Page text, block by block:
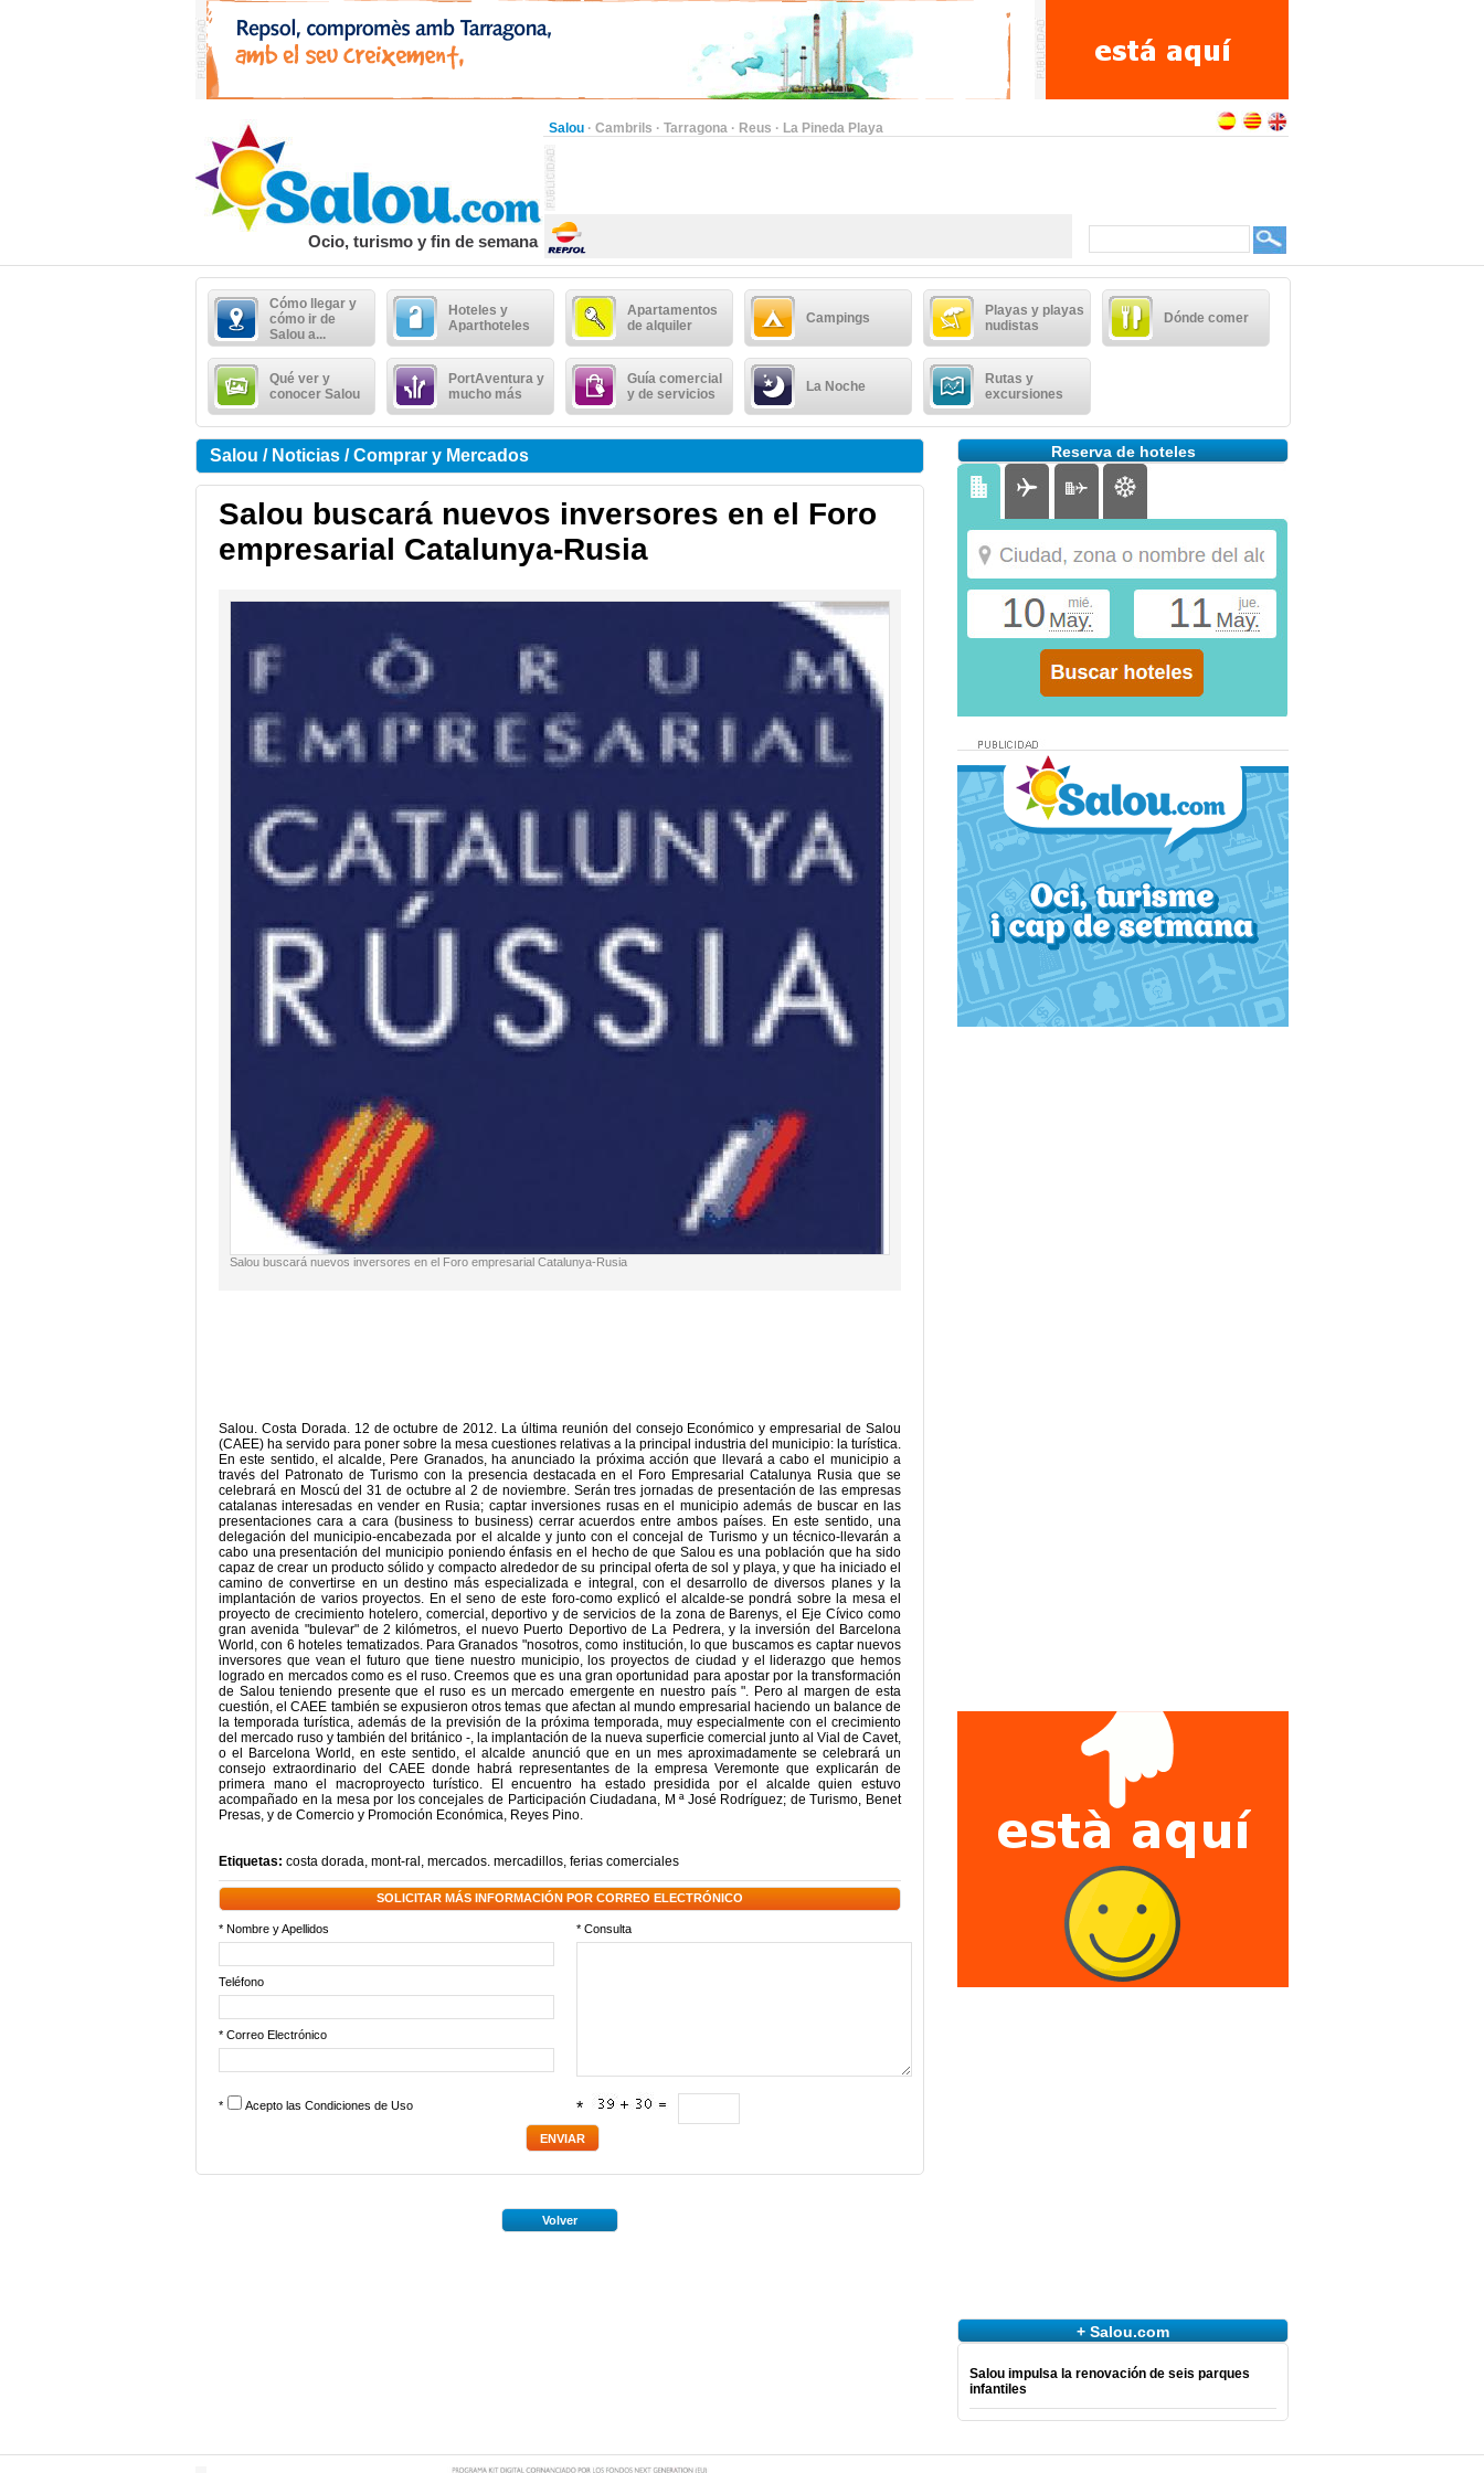
Salou · Cambrils · Tarragona · Reus · La Pineda Playa
Ocio, turismo y fin de semana
Cómo llegar y
cómo ir de
Salou a...
Hoteles y
Aparthoteles
Apartamentos
de alquiler
Campings
Playas y playas
nudistas
Dónde comer
Qué ver y
conocer Salou
PortAventura y
mucho más
Guía comercial
y de servicios
La Noche
Rutas y
excursiones
Salou / Noticias / Comprar y Mercados
Salou buscará nuevos inversores en el Foro
empresarial Catalunya-Rusia
Salou buscará nuevos inversores en el Foro empresarial Catalunya-Rusia
Salou. Costa Dorada. 12 de octubre de 2012. La última reunión del consejo Económico y empresarial de Salou
(CAEE) ha servido para poner sobre la mesa cuestiones relativas a la principal industria del municipio: la turística.
En este sentido, el alcalde, Pere Granados, ha anunciado la próxima acción que llevará a cabo el municipio a
través del Patronato de Turismo con la presencia destacada en el Foro Empresarial Catalunya Rusia que se
celebrará en Moscú del 31 de octubre al 2 de noviembre. Serán tres jornadas de presentación de las empresas
catalanas interesadas en vender en Rusia; captar inversiones rusas en el municipio además de buscar en las
presentaciones cara a cara (business to business) cerrar acuerdos entre ambos países. En este sentido, una
delegación del municipio-encabezada por el alcalde y junto con el concejal de Turismo y un técnico-llevarán a
cabo una presentación del municipio poniendo énfasis en el hecho de que Salou es una población que ha sido
capaz de crear un producto sólido y compacto alrededor de su principal oferta de sol y playa, y que ha iniciado el
camino de convertirse en un destino más especializada e integral, con el desarrollo de diversos planes y la
implantación de varios proyectos. En el seno de este foro-como explicó el alcalde-se pondrá sobre la mesa el
proyecto de crecimiento hotelero, comercial, deportivo y de servicios de la zona de Barenys, el Eje Cívico como
gran avenida "bulevar" de 2 kilómetros, el nuevo Puerto Deportivo de La Pedrera, y la inversión del Barcelona
World, con 6 hoteles tematizados. Para Granados "nosotros, como institución, lo que buscamos es captar nuevos
inversores que vean el futuro que tiene nuestro municipio, los proyectos de ciudad y el liderazgo que hemos
logrado en mercados como es el ruso. Creemos que es una gran oportunidad para apostar por la transformación
de Salou teniendo presente que el ruso es un mercado emergente en nuestro país ". Pero al margen de esta
cuestión, el CAEE también se expusieron otros temas que afectan al mundo empresarial haciendo un balance de
la temporada turística, además de la previsión de la próxima temporada, muy especialmente con el crecimiento
del mercado ruso y también del británico -, la implantación de la nueva superficie comercial junto al Vial de Cavet,
o el Barcelona World, en este sentido, el alcalde anunció que en un mes aproximadamente se celebrará un
consejo extraordinario del CAEE donde habrá representantes de la empresa Veremonte que explicarán de
primera mano el macroproyecto turístico. El encuentro ha estado presidida por el alcalde quien estuvo
acompañado en la mesa por los concejales de Participación Ciudadana, M ª José Rodríguez; de Turismo, Benet
Presas, y de Comercio y Promoción Económica, Reyes Pino.
Etiquetas: costa dorada, mont-ral , mercados. mercadillos, ferias comerciales
SOLICITAR MÁS INFORMACIÓN POR CORREO ELECTRÓNICO
* Nombre y Apellidos * Consulta
Teléfono
* Correo Electrónico
* Acepto las Condiciones de Uso *
Volver
Reserva de hoteles
+ Salou.com
Salou impulsa la renovación de seis parques
infantiles